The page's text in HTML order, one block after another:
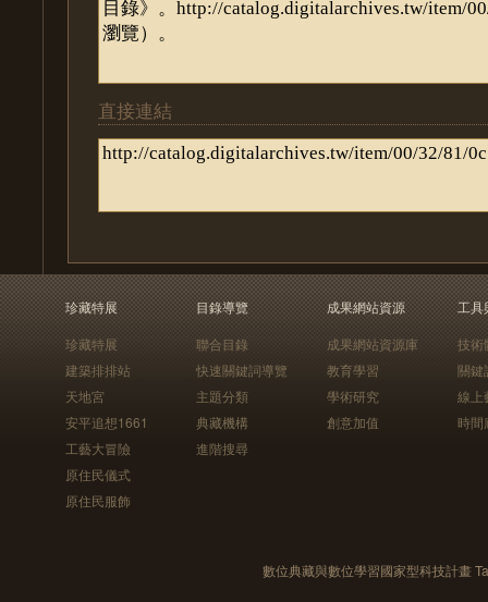
直接連結
珍藏特展
珍藏特展
建築排排站
天地宮
安平追想1661
工藝大冒險
原住民儀式
原住民服飾
目錄導覽
聯合目錄
快速關鍵詞導覽
主題分類
典藏機構
進階搜尋
成果網站資源
成果網站資源庫
教育學習
學術研究
創意加值
工具
技術
關鍵
線上
時間
數位典藏與數位學習國家型科技計畫